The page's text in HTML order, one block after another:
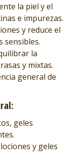
la piel y el
e impurezas.
y reduce el
sensibles.
la
y mixtas.
general de
geles
y geles